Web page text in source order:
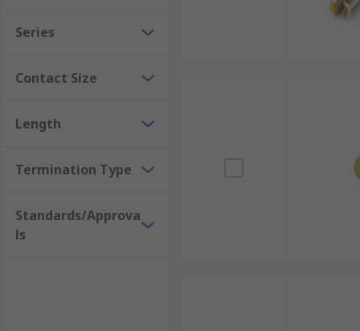
Series
Contact Size
Length
Termination Type
Standards/Approva
ls